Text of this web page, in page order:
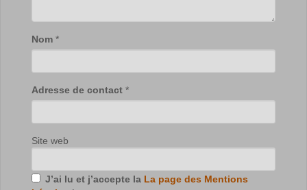
Nom *
Adresse de contact *
Site web
J’ai lu et j’accepte la La page des Mentions